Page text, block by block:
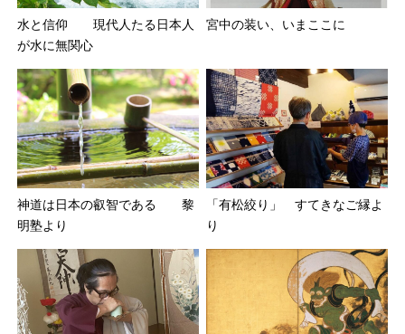
水と信仰 現代人たる日本人
が水に無関心
宮中の装い、いまここに
神道は日本の叡智である 黎
明塾より
「有松絞り」 すてきなご縁よ
り